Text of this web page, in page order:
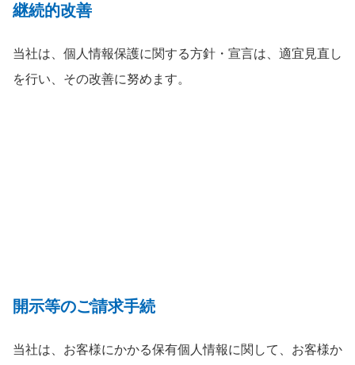
継続的改善
当社は、個人情報保護に関する方針・宣言は、適宜見直し
を行い、その改善に努めます。
開示等のご請求手続
当社は、お客様にかかる保有個人情報に関して、お客様か